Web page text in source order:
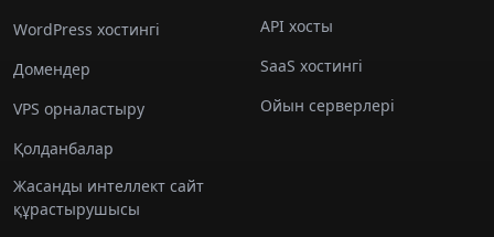
WordPress хостингі
Домендер
VPS орналастыру
Қолданбалар
Жасанды интеллект сайт
құрастырушысы
API хосты
SaaS хостингі
Ойын серверлері